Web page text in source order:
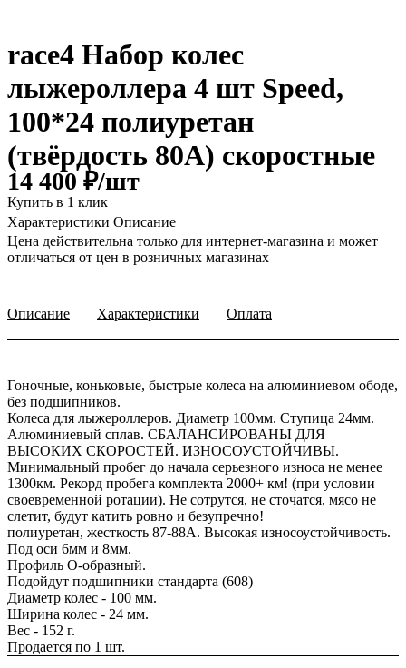
race4 Набор колес
лыжероллера 4 шт Speed,
100*24 полиуретан
(твёрдость 80А) скоростные
14 400 ₽/шт
Купить в 1 клик
Характеристики Описание
Цена действительна только для интернет-магазина и может
отличаться от цен в розничных магазинах
Описание Характеристики Оплата
Гоночные, коньковые, быстрые колеса на алюминиевом ободе,
без подшипников.
Колеса для лыжероллеров. Диаметр 100мм. Ступица 24мм.
Алюминиевый сплав. СБАЛАНСИРОВАНЫ ДЛЯ
ВЫСОКИХ СКОРОСТЕЙ. ИЗНОСОУСТОЙЧИВЫ.
Минимальный пробег до начала серьезного износа не менее
1300км. Рекорд пробега комплекта 2000+ км! (при условии
своевременной ротации). Не сотрутся, не сточатся, мясо не
слетит, будут катить ровно и безупречно!
полиуретан, жесткость 87-88А. Высокая износоустойчивость.
Под оси 6мм и 8мм.
Профиль О-образный.
Подойдут подшипники стандарта (608)
Диаметр колес - 100 мм.
Ширина колес - 24 мм.
Вес - 152 г.
Продается по 1 шт.